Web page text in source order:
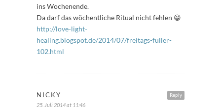
ins Wochenende.
Da darf das wöchentliche Ritual nicht fehlen 😀
http://love-light-
healing.blogspot.de/2014/07/freitags-fuller-
102.html
Reply
NICKY
25. Juli 2014 at 11:46